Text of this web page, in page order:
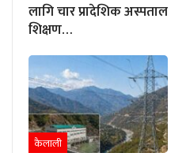
लागि चार प्रादेशिक अस्पताल
शिक्षण…
कैलाली